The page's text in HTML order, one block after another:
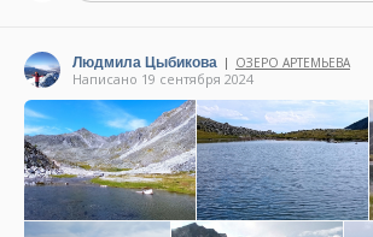
Людмила Цыбикова | ОЗЕРО АРТЕМЬЕВА
Написано 19 сентября 2024